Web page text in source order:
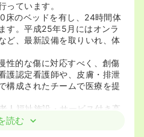
っています。
のベッドを有し、24時間体
す。平成25年5月にはオンラ
ど、最新設備を取りいれ、体
的な傷に対応すべく、創傷
護認定看護師や、皮膚・排泄
構成されたチームで医療を提
人福祉施設・サービス付き高
ョンなどの介護施設やクリニ
読む